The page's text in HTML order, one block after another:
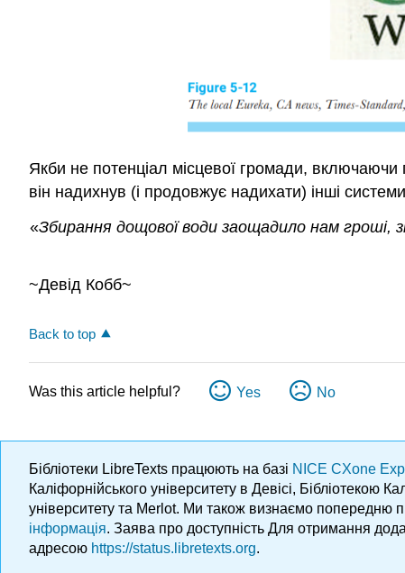
Якби не потенціал місцевої громади, включаючи
він надихнув (і продовжує надихати) інші
«Збирання дощової води заощадило нам
~Девід Кобб~
Back to top
Was this article helpful? Yes No
Бібліотеки LibreTexts працюють на базі NICE CXone
Каліфорнійського університету в Девісі, Бібліотекою
університету та Merlot. Ми також визнаємо попередню
інформація. Заява про доступність Для отримання
адресою https://status.libretexts.org.